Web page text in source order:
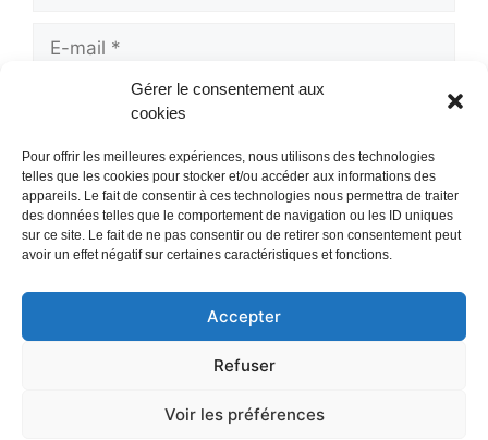
Gérer le consentement aux
cookies
Pour offrir les meilleures expériences, nous utilisons des technologies
telles que les cookies pour stocker et/ou accéder aux informations des
appareils. Le fait de consentir à ces technologies nous permettra de traiter
des données telles que le comportement de navigation ou les ID uniques
sur ce site. Le fait de ne pas consentir ou de retirer son consentement peut
avoir un effet négatif sur certaines caractéristiques et fonctions.
Accepter
Refuser
Voir les préférences